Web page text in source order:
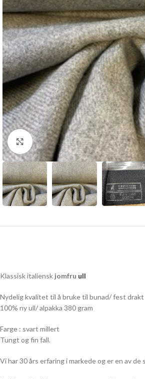
Click to enlarge
Klassisk italiensk jomfru ull
Nydelig kvalitet til å bruke til bunad/ fest drakt
100% ny ull/ alpakka 380 gram
Farge : svart millert
Tungt og fin fall.
Vi har 30 års erfaring i markede og er en av